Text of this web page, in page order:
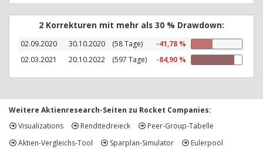
2 Korrekturen mit mehr als 30 % Drawdown:
02.09.2020 30.10.2020 (58 Tage)
-41,78 %
02.03.2021
20.10.2022 (597 Tage) -84,90 %
Weitere Aktienresearch-Seiten zu Rocket Companies:
Visualizations
Renditedreieck
Peer-Group-Tabelle
Aktien-Vergleichs-Tool
Sparplan-Simulator
Eulerpool